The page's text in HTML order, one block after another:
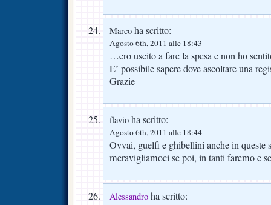
Marco ha scritto:
Agosto 6th, 2011 alle 18:43
…ero uscito a fare la spesa e non ho
E’ possibile sapere dove ascoltare una
Grazie
flavio ha scritto:
Agosto 6th, 2011 alle 18:44
Ovvai, guelfi e ghibellini anche in queste
meravigliamoci se poi, in tanti faremo e
Alessandro ha scritto: